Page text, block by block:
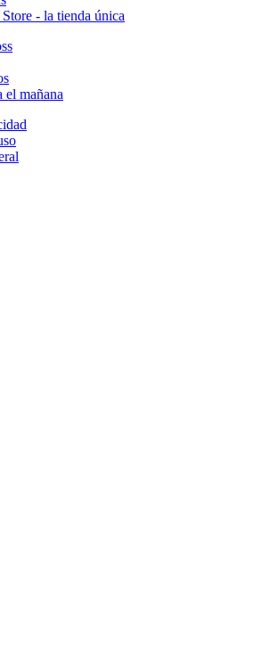
- la tienda única
el mañana